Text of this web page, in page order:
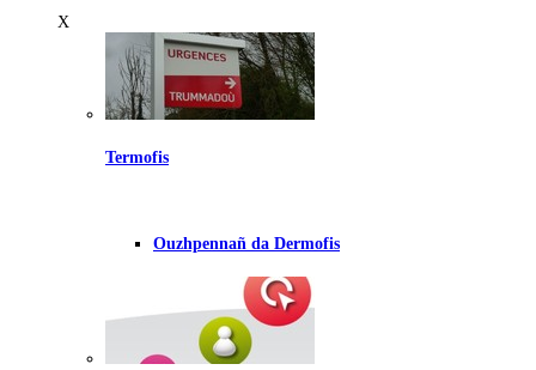
X
Termofis
Ouzhpennañ da Dermofis